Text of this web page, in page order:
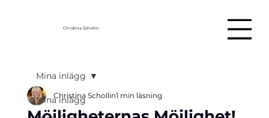
Christina Schollin
Mina inlägg
Mina inlägg
Christina Schollin1 min läsning